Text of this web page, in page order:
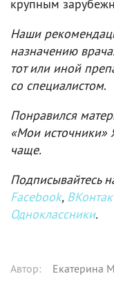
крупным
Наши
назначению
тот или иной
со специалистом.
Понравился
«Мои источники»
чаще.
Подписывайтесь
Facebook,
Одноклассники.
Автор: Екатерина